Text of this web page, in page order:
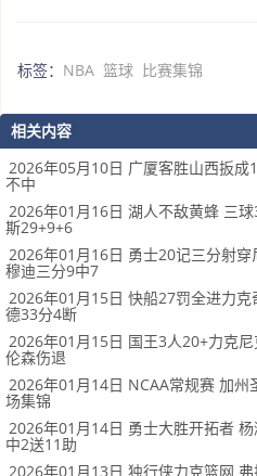
标签： NBA 篮球 比赛集锦
相关内容
2026年05月10日 广厦客胜山西扳
不中
2026年01月16日 湖人不敌黄蜂 三
斯29+9+6
2026年01月16日 勇士20记三分射
穆迪三分9中7
2026年01月15日 快船27罚全进力
德33分4断
2026年01月15日 国王3人20+力克
伦森伤退
2026年01月14日 NCAA常规赛 加
场集锦
2026年01月14日 勇士大胜开拓者
中2送11助
2026年01月13日 独行侠力克篮网